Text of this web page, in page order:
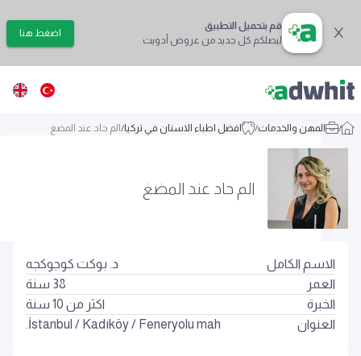
قم بتحميل التطبيق
ليصلكم كل جديد من عروض أدويت
اضغط هنا
/ المهن والخدمات/ افضل اطباء الاسنان في تركيا/ الم حاد عند المضغ
الم حاد عند المضغ
الاسم الكامل
د. بوكت كوجوكجه
العمر
38 سنة
الخبرة
اكثر من 10 سنة
العنوان
İstanbul / Kadıköy/ Feneryolu mah.